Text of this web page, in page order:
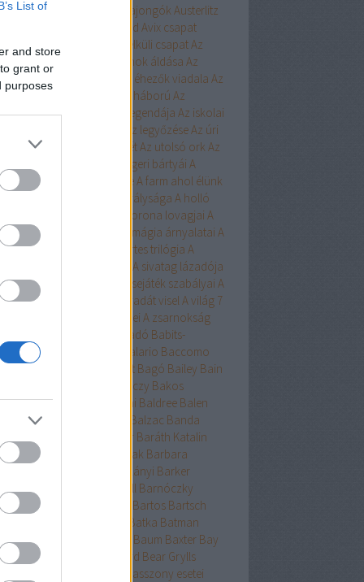
List of
and store
grant or
purposes
Aurora Austen-rajongók Austerlitz
Aveyard Avix csapat
Ázsia-saga Az arc nélküli csapatAz
bába
Az égi hivatalnok áldása Az
ló
Az éhezők viadala Az
hercege
Az első hangy háború Az
flottaAz északi erdő legendája Az iskolai
Az Olimposz legyőzéseAz úri
Az utolsó huszonhétAz utolsó ork Az
A Birodalom tengeri bártyái A
kultiváció nagymestereA farm ahol élünk
A híd királysága A holló
A korona lovagjai A
népe
A mágia árnyalatai A
rabjai
A nyertes trilógia A
A sivatag lázadója
egyenlete
A szerencsejáték szabályai A
boszorkánya
A tacskó Pradát viselA világ 7
A Yellowstone alfahímjei A zsarnokság
Babilon Kiadó Babits-
Baccalario Baccomo
Baehr Baggot Bagó Bailey Bain
Bakóczy Bakos
krimik
Baldini Baldree Balen
ErikaBallard Balzac Banda
Bán Mór Baráth Katalin
Viktória
Barátnak tartalak Barbara
Bárkányi Barker
Barnard Barnhill Barnóczky
Barreau Bartos Bartsch
Batka Batman
Bauer Baum Baxter Bay
Bazterrica Beard Bear Grylls
Beatrice Hyde-Clare kisasszony esetei